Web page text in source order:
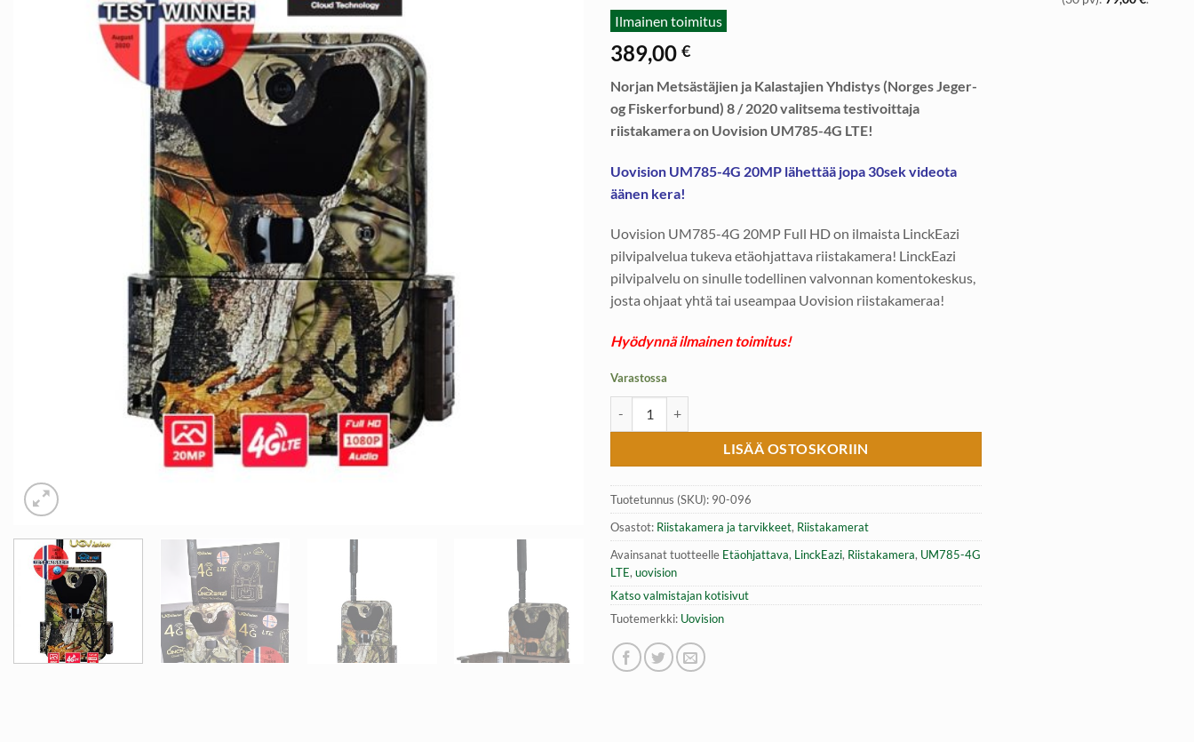
Ilmainen toimitus
389,00 €
Norjan Metsästäjien ja Kalastajien Yhdistys (Norges Jeger-
og Fiskerforbund) 8 / 2020 valitsema testivoittaja
riistakamera on Uovision UM785-4G LTE!
Uovision UM785-4G 20MP lähettää jopa 30sek videota
äänen kera!
Uovision UM785-4G 20MP Full HD on ilmaista LinckEazi
pilvipalvelua tukeva etäohjattava riistakamera! LinckEazi
pilvipalvelu on sinulle todellinen valvonnan komentokeskus,
josta ohjaat yhtä tai useampaa Uovision riistakameraa!
Hyödynnä ilmainen toimitus!
Varastossa
LISÄÄ OSTOSKORIIN
Tuotetunnus (SKU): 90-096
Osastot: Riistakamera ja tarvikkeet, Riistakamerat
Avainsanat tuotteelle Etäohjattava, LinckEazi, Riistakamera, UM785-4G
LTE, uovision
Katso valmistajan kotisivut
Tuotemerkki: Uovision